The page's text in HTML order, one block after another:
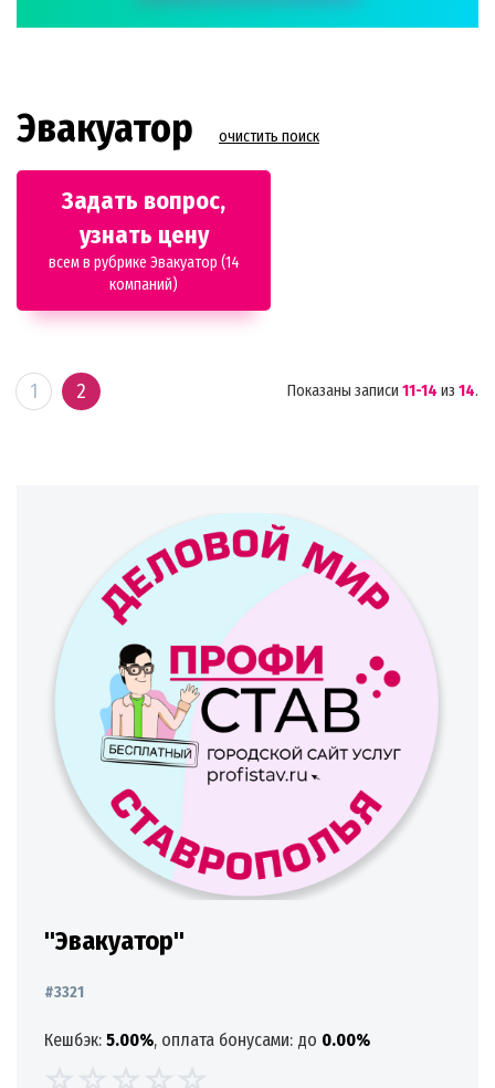
Эвакуатор очистить поиск
Задать вопрос,
узнать цену
всем в рубрике Эвакуатор (14
компаний)
1 2 Показаны записи 11-14 из 14.
"Эвакуатор"
#3321
Кешбэк: 5.00%, оплата бонусами: до 0.00%